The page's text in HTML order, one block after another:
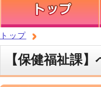
トップ
【保健福祉課